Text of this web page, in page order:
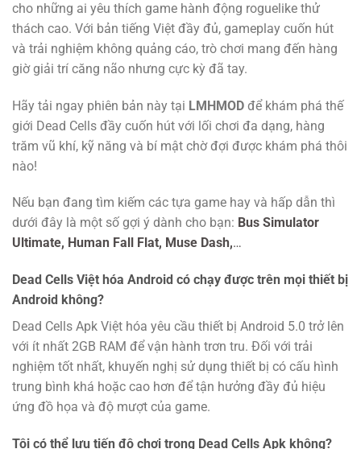
cho những ai yêu thích game hành động roguelike thử
thách cao. Với bản tiếng Việt đầy đủ, gameplay cuốn hút
và trải nghiệm không quảng cáo, trò chơi mang đến hàng
giờ giải trí căng não nhưng cực kỳ đã tay.
Hãy tải ngay phiên bản này tại LMHMOD để khám phá thế
giới Dead Cells đầy cuốn hút với lối chơi đa dạng, hàng
trăm vũ khí, kỹ năng và bí mật chờ đợi được khám phá thôi
nào!
Nếu bạn đang tìm kiếm các tựa game hay và hấp dẫn thì
dưới đây là một số gợi ý dành cho bạn: Bus Simulator
Ultimate, Human Fall Flat, Muse Dash,…
Dead Cells Việt hóa Android có chạy được trên mọi thiết bị
Android không?
Dead Cells Apk Việt hóa yêu cầu thiết bị Android 5.0 trở lên
với ít nhất 2GB RAM để vận hành trơn tru. Đối với trải
nghiệm tốt nhất, khuyến nghị sử dụng thiết bị có cấu hình
trung bình khá hoặc cao hơn để tận hưởng đầy đủ hiệu
ứng đồ họa và độ mượt của game.
Tôi có thể lưu tiến độ chơi trong Dead Cells Apk không?